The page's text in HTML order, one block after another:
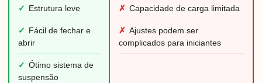
✓ Estrutura leve
✓
Fácil de fechar e
abrir
✓ Ótimo sistema de
suspensão
✗ Capacidade de carga limitada
✗ Ajustes podem ser
complicados para iniciantes